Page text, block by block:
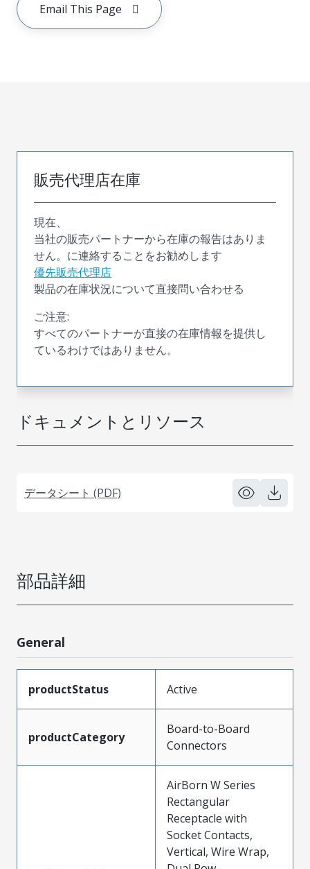
Email This Page
ドキュメントとリソース
データシート (PDF)
販売代理店在庫
現在、
当社の販売パートナーから在庫の報告はありま
せん。に連絡することをお勧めします
優先販売代理店
製品の在庫状況について直接問い合わせる
ご注意:
すべてのパートナーが直接の在庫情報を提供し
ているわけではありません。
部品詳細
General
productStatus Active
productCategory
Board-to-Board
Connectors
AirBorn W Series
Rectangular
Receptacle with
Socket Contacts,
Vertical, Wire Wrap,